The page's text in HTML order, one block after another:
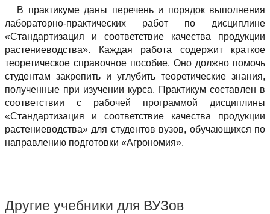
В практикуме даны перечень и порядок выполнения
лабораторно-практических работ по дисциплине
«Стандартизация и соответствие качества продукции
растениеводства». Каждая работа содержит краткое
теоретическое справочное пособие. Оно должно помочь
студентам закрепить и углубить теоретические знания,
полученные при изучении курса. Практикум составлен в
соответствии с рабочей программой дисциплины
«Стандартизация и соответствие качества продукции
растениеводства» для студентов вузов, обучающихся по
направлению подготовки «Агрономия».
Другие учебники для ВУЗов